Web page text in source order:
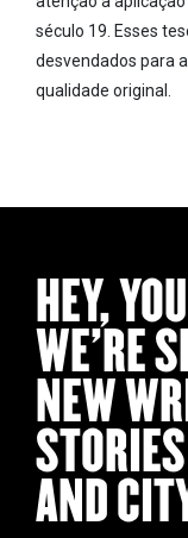
século 19. Esses
desvendados para
qualidade original.
HEY,
WE’RE
NEW
AND